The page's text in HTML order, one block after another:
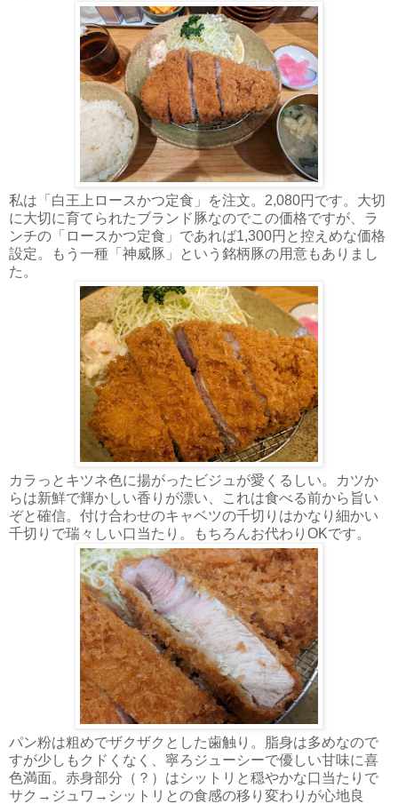
私は「白王上ロースかつ定食」を注文。2,080円です。大切
に大切に育てられたブランド豚なのでこの価格ですが、ラ
ンチの「ロースかつ定食」であれば1,300円と控えめな価格
設定。もう一種「神威豚」という銘柄豚の用意もありまし
た。
カラっとキツネ色に揚がったビジュが愛くるしい。カツか
らは新鮮で輝かしい香りが漂い、これは食べる前から旨い
ぞと確信。付け合わせのキャベツの千切りはかなり細かい
千切りで瑞々しい口当たり。もちろんお代わりOKです。
パン粉は粗めでザクザクとした歯触り。脂身は多めなので
すが少しもクドくなく、寧ろジューシーで優しい甘味に喜
色満面。赤身部分（？）はシットリと穏やかな口当たりで
サク→ジュワ→シットリとの食感の移り変わりが心地良